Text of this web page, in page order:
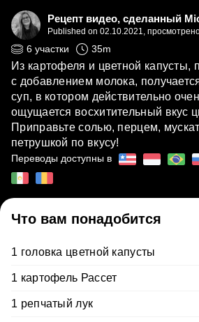
Рецепт видео, сделанный
Published on 02.10.2021
6 участки 35m
Из картофеля и цветной капусты,
с добавлением молока,
суп, в котором действительно
ощущается восхитительный вкус
Приправьте солью, перцем,
петрушкой по вкусу!
Переводы доступны в
Что вам понадобится
1 головка цветной капусты
1 картофель Рассет
1 репчатый лук